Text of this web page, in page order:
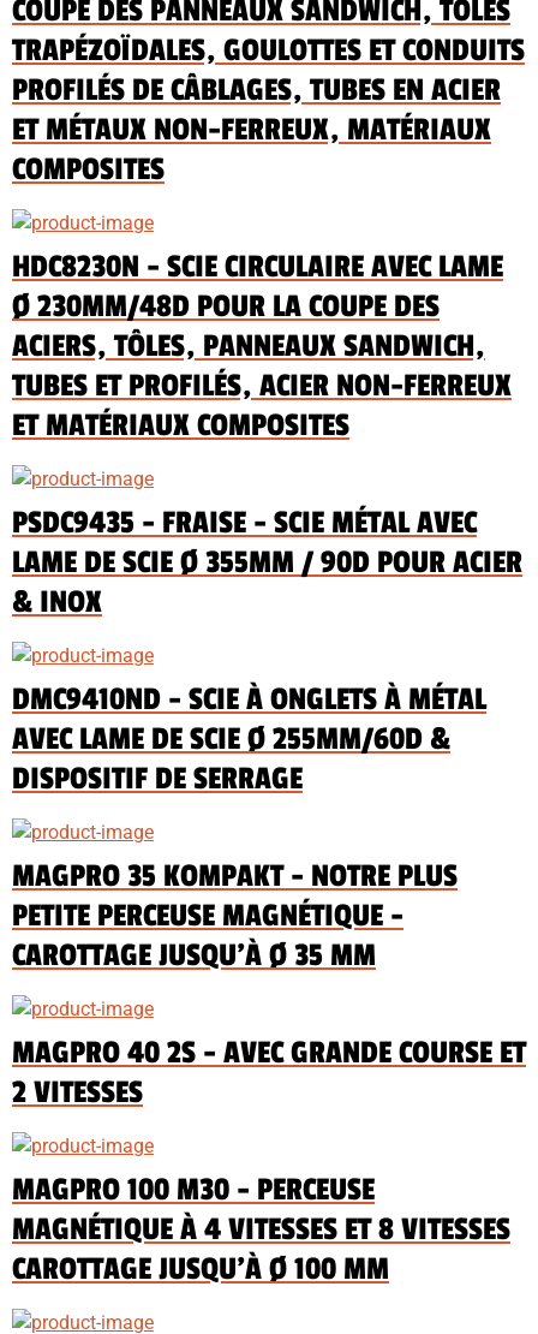
COUPE DES PANNEAUX SANDWICH, TÔLES
TRAPÉZOÏDALES, GOULOTTES ET CONDUITS
PROFILÉS DE CÂBLAGES, TUBES EN ACIER
ET MÉTAUX NON-FERREUX, MATÉRIAUX
COMPOSITES
HDC8230N - SCIE CIRCULAIRE AVEC LAME
Ø 230MM/48D POUR LA COUPE DES
ACIERS, TÔLES, PANNEAUX SANDWICH,
TUBES ET PROFILÉS, ACIER NON-FERREUX
ET MATÉRIAUX COMPOSITES
PSDC9435 - FRAISE - SCIE MÉTAL AVEC
LAME DE SCIE Ø 355MM / 90D POUR ACIER
& INOX
DMC9410ND - SCIE À ONGLETS À MÉTAL
AVEC LAME DE SCIE Ø 255MM/60D &
DISPOSITIF DE SERRAGE
MAGPRO 35 KOMPAKT - NOTRE PLUS
PETITE PERCEUSE MAGNÉTIQUE -
CAROTTAGE JUSQU'À Ø 35 MM
MAGPRO 40 2S - AVEC GRANDE COURSE ET
2 VITESSES
MAGPRO 100 M30 - PERCEUSE
MAGNÉTIQUE À 4 VITESSES ET 8 VITESSES
CAROTTAGE JUSQU'À Ø 100 MM